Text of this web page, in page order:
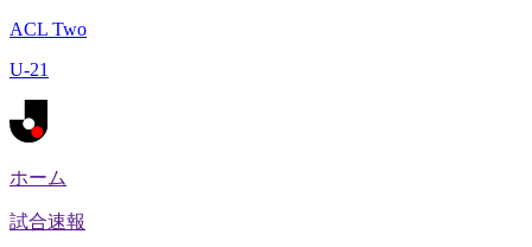
ACL Two
U-21
ホーム
試合速報